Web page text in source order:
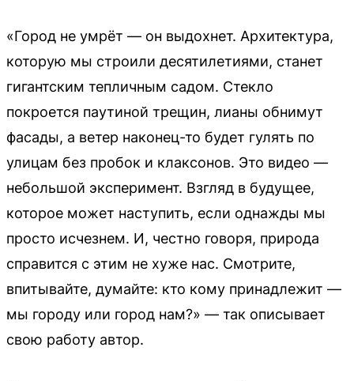
«Город не умрёт — он выдохнет. Архитектура,
которую мы строили десятилетиями, станет
гигантским тепличным садом. Стекло
покроется паутиной трещин, лианы обнимут
фасады, а ветер наконец-то будет гулять по
улицам без пробок и клаксонов. Это видео —
небольшой эксперимент. Взгляд в будущее,
которое может наступить, если однажды мы
просто исчезнем. И, честно говоря, природа
справится с этим не хуже нас. Смотрите,
впитывайте, думайте: кто кому принадлежит —
мы городу или город нам?» — так описывает
свою работу автор.